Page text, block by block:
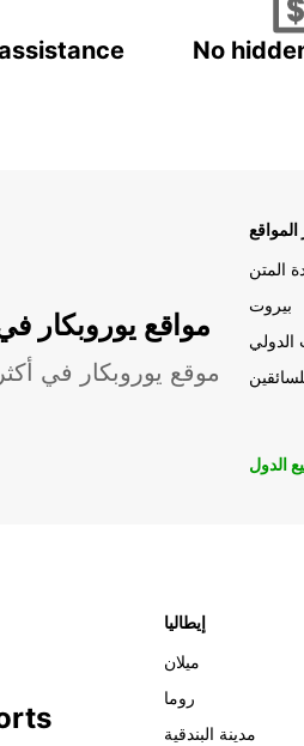
No
مواقع يوروبكار
موقع يوروبكار في
المواقع
المتن
بيروت
الدولي
الدول
إيطاليا
ميلان
روما
مدينة البندقية